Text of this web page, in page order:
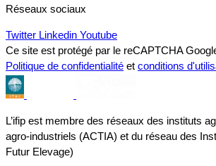
Réseaux sociaux
Twitter Linkedin Youtube
Ce site est protégé par le reCAPTCHA
Politique de confidentialité et conditions
L’ifip est membre des réseaux des instituts
agro-industriels (ACTIA) et du réseau des
Futur Elevage)